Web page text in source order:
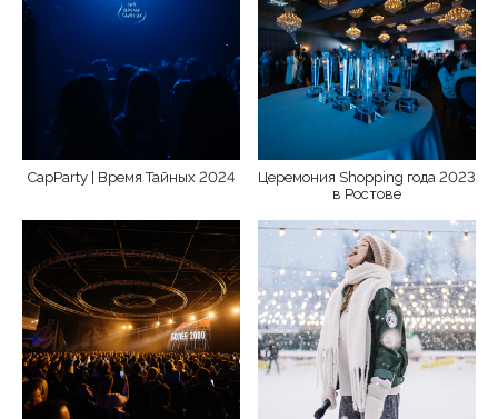
CapParty | Время Тайных 2024
Церемония Shopping года 2023
в Ростове